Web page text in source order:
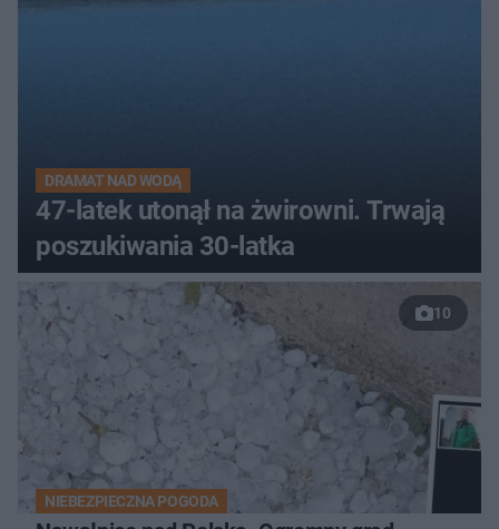
DRAMAT NAD WODĄ
47-latek utonął na żwirowni. Trwają
poszukiwania 30-latka
10
NIEBEZPIECZNA POGODA